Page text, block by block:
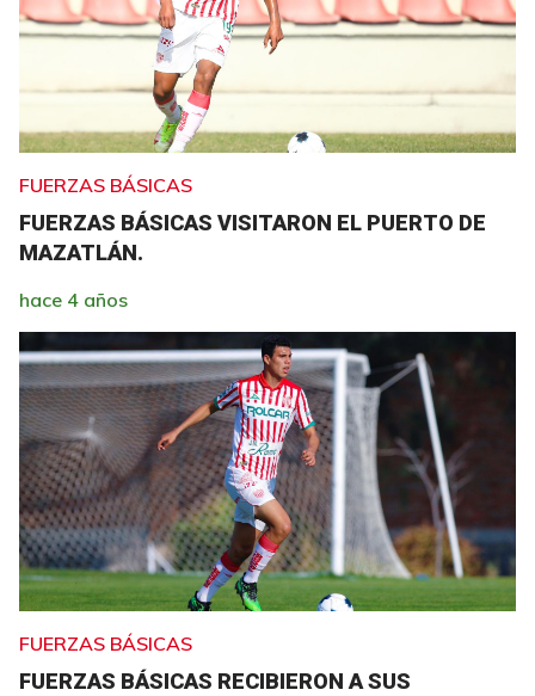
FUERZAS BÁSICAS
FUERZAS BÁSICAS VISITARON EL PUERTO DE
MAZATLÁN.
hace 4 años
FUERZAS BÁSICAS
FUERZAS BÁSICAS RECIBIERON A SUS